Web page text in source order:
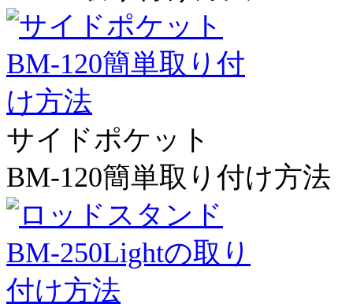
サイドポケット
BM-120簡単取り付け方法